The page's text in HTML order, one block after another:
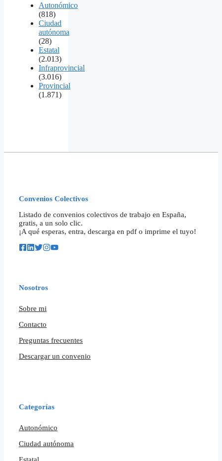
Autonómico
(818)
Ciudad
autónoma
(28)
Estatal
(2.013)
Infraprovincial
(3.016)
Provincial
(1.871)
Convenios Colectivos
Listado de convenios colectivos de trabajo en España,
gratis, a un solo clic.
¡A qué esperas, entra, descarga en pdf o imprime el tuyo!
Nosotros
Sobre mi
Contacto
Preguntas frecuentes
Descargar un convenio
Categorías
Autonómico
Ciudad autónoma